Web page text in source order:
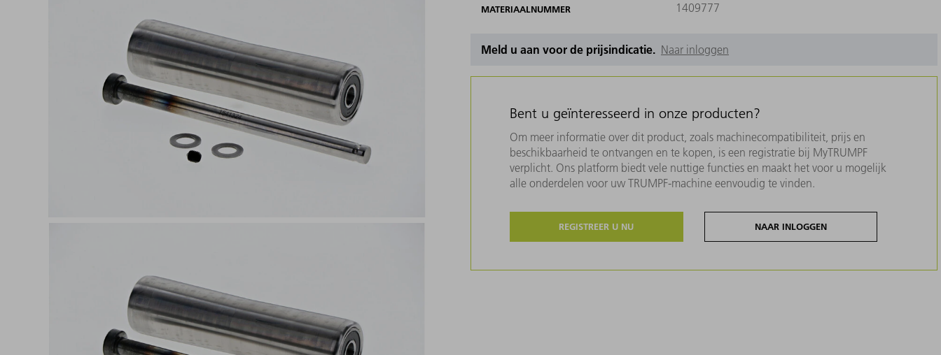
MATERIAALNUMMER 1409777
Meld u aan voor de prijsindicatie. Naar inloggen
Bent u geïnteresseerd in onze producten?
Om meer informatie over dit product, zoals machinecompatibiliteit, prijs en
beschikbaarheid te ontvangen en te kopen, is een registratie bij MyTRUMPF
verplicht. Ons platform biedt vele nuttige functies en maakt het voor u mogelijk
alle onderdelen voor uw TRUMPF-machine eenvoudig te vinden.
REGISTREER U NU NAAR INLOGGEN